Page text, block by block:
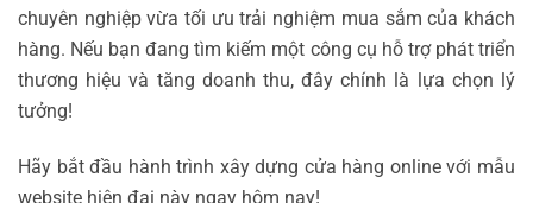
chuyên nghiệp vừa tối ưu trải nghiệm mua sắm của khách
hàng. Nếu bạn đang tìm kiếm một công cụ hỗ trợ phát triển
thương hiệu và tăng doanh thu, đây chính là lựa chọn lý
tưởng!
Hãy bắt đầu hành trình xây dựng cửa hàng online với mẫu
website hiện đại này ngay hôm nay!